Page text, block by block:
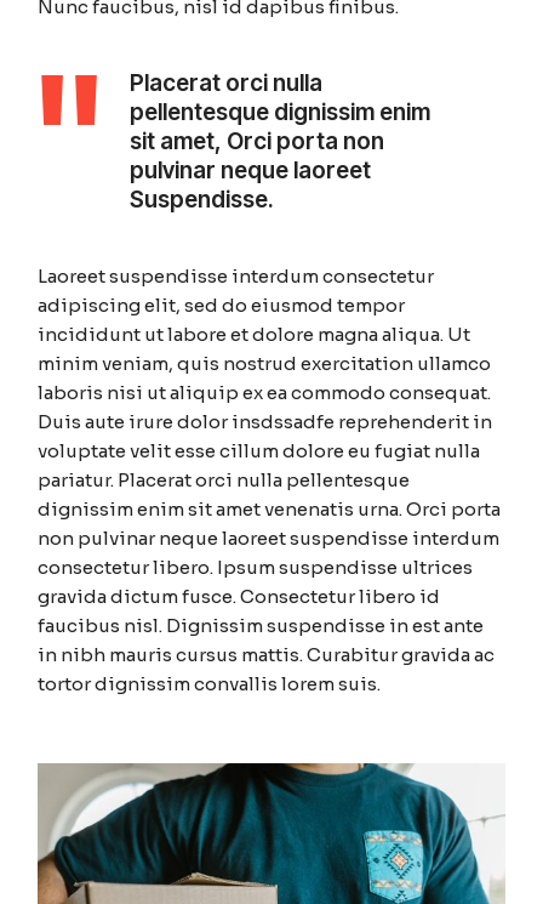
Nunc faucibus, nisl id dapibus finibus.
Placerat orci nulla
pellentesque dignissim enim
sit amet, Orci porta non
pulvinar neque laoreet
Suspendisse.
Laoreet suspendisse interdum consectetur
adipiscing elit, sed do eiusmod tempor
incididunt ut labore et dolore magna aliqua. Ut
minim veniam, quis nostrud exercitation ullamco
laboris nisi ut aliquip ex ea commodo consequat.
Duis aute irure dolor insdssadfe reprehenderit in
voluptate velit esse cillum dolore eu fugiat nulla
pariatur. Placerat orci nulla pellentesque
dignissim enim sit amet venenatis urna. Orci porta
non pulvinar neque laoreet suspendisse interdum
consectetur libero. Ipsum suspendisse ultrices
gravida dictum fusce. Consectetur libero id
faucibus nisl. Dignissim suspendisse in est ante
in nibh mauris cursus mattis. Curabitur gravida ac
tortor dignissim convallis lorem suis.